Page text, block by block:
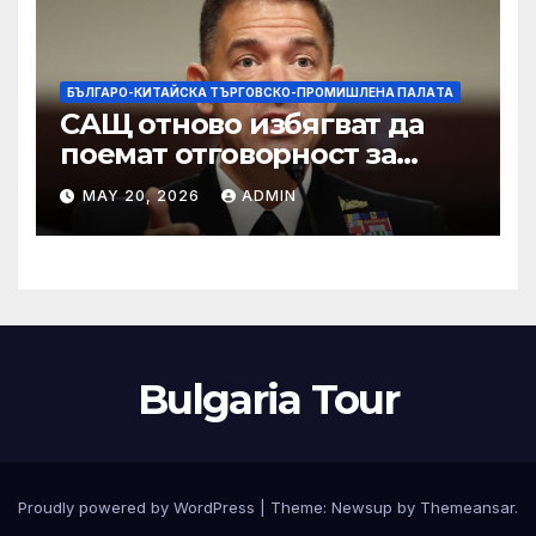
БЪЛГАРО-КИТАЙСКА ТЪРГОВСКО-ПРОМИШЛЕНА ПАЛAТА
САЩ отново избягват да
поемат отговорност за
нападението в училище в
Иран, при което загинаха
155 души
MAY 20, 2026 ADMIN
Bulgaria Tour
Proudly powered by WordPress Theme: Newsup by Themeansar.